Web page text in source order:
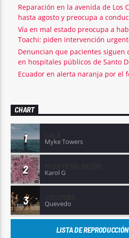
Reparación en la avenida de Los
hasta agosto y preocupa a
Vía en mal estado preocupa a
Toachi: piden intervención
Denuncian que pacientes siguen
en hospitales públicos de Santo
Ecuador en alerta naranja por el
CHART
1 Myke Towers
2 Karol G
3 Quevedo
LISTA DE